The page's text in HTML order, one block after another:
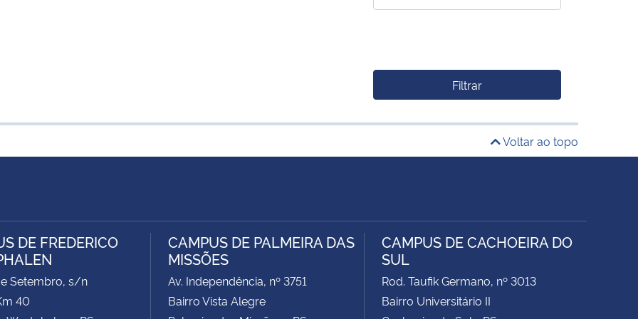
Filtrar
Voltar ao topo
DE FREDERICO
Setembro, s/n
40
CAMPUS DE PALMEIRA DAS
MISSÕES
Av. Independência, nº 3751
Bairro Vista Alegre
CAMPUS DE CACHOEIRA DO
SUL
Rod. Taufik Germano, nº 3013
Bairro Universitário II